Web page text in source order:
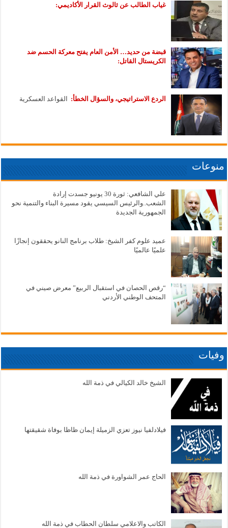
غياب الطالب عن ثالوث القرار الأكاديمي:
قبضة من حديد… الأمن العام يفتح معركة الحسم ضد
الكريستال القاتل:
الردع الاستراتيجي، والسؤال الخطأ: القواعد العسكرية
منوعات
علي الشافعي: ثورة 30 يونيو جسدت إرادة
الشعب..والرئيس السيسي يقود مسيرة البناء والتنمية نحو
الجمهورية الجديدة
عميد علوم كفر الشيخ: طلاب برنامج النانو يحققون إنجازًا
علميًا عالميًا
“رقص الحصان في استقبال الربيع” معرض صيني في
المتحف الوطني الأردني
وفيات
الشيخ خالد الكيالي في ذمة الله
فيلادلفيا نيوز تعزي الزميلة إيمان ظاظا بوفاة شقيقتها
الحاج عمر الشواورة في ذمة الله
الكاتب والاعلامي سلطان الحطاب في ذمة الله